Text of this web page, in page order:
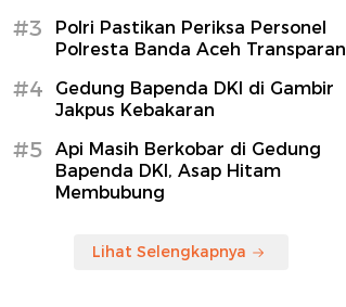
#3
Polri Pastikan Periksa Personel
Polresta Banda Aceh Transparan
#4
Gedung Bapenda DKI di Gambir
Jakpus Kebakaran
#5
Api Masih Berkobar di Gedung
Bapenda DKI, Asap Hitam
Membubung
Lihat Selengkapnya